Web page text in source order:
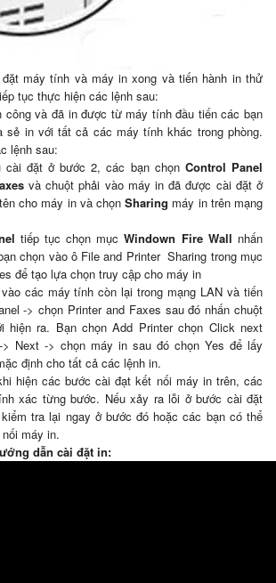
máy tính và máy in xong và tiến hành in thử
tục thực hiện các lệnh sau:
công và đã in được từ máy tính đầu tiến các bạn
sẻ in với tất cả các máy tính khác trong phòng.
lệnh sau:
đặt ở bước 2, các bạn chọn Control Panel
và chuột phải vào máy in đã được cài đặt ở
cho máy in và chọnSharing máy in trên mạng
tiếp tục chọn mụcWindown Fire Wall nhấn
chọn vào ô File and Printer Sharing trong mục
để tạo lựa chọn truy cập cho máy in
các máy tính còn lại trong mạng LAN và tiến
-> chọn Printer and Faxes sau đó nhấn chuột
hiện ra. Bạn chọn Add Printer chọn Click next
> Next -> chọn máy in sau đó chọn Yes để lấy
định cho tất cả các lệnh in.
hiện các bước cài đạt kết nối máy in trên, các
xác từng bước. Nếu xảy ra lỗi ở bước cài đặt
tra lại ngay ở bước đó hoặc các bạn có thể
máy in.
dẫn cài đặt in: